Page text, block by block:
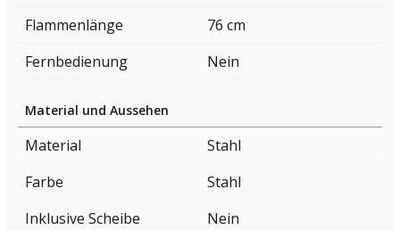
Flammenlänge
76 cm
Fernbedienung
Nein
Material und Aussehen
Material
Stahl
Farbe
Stahl
Inklusive Scheibe
Nein